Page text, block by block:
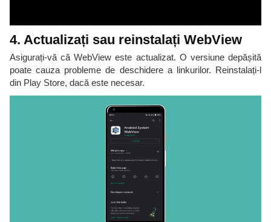
4. Actualizați sau reinstalați WebView
Asigurați-vă că WebView este actualizat. O versiune depășită
poate cauza probleme de deschidere a linkurilor. Reinstalați-l
din Play Store, dacă este necesar.